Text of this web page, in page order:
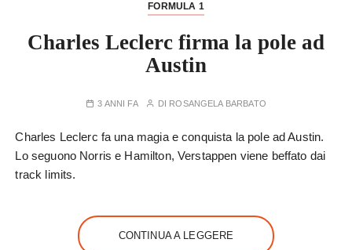
FORMULA 1
Charles Leclerc firma la pole ad
Austin
3 ANNI FA DI ROSANGELA BARBATO
Charles Leclerc fa una magia e conquista la pole ad Austin.
Lo seguono Norris e Hamilton, Verstappen viene beffato dai
track limits.
CONTINUA A LEGGERE